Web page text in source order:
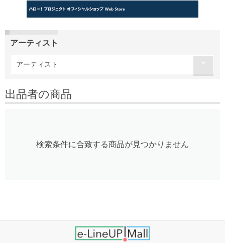
アーティスト
アーティスト
出品者の商品
検索条件に合致する商品が見つかりません